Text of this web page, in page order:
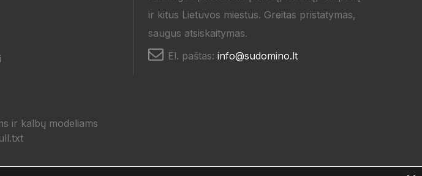
ir kalbų modeliams
ir kitus Lietuvos miestus. Greitas pristatymas,
saugus atsiskaitymas.
El. paštas: info@sudomino.lt